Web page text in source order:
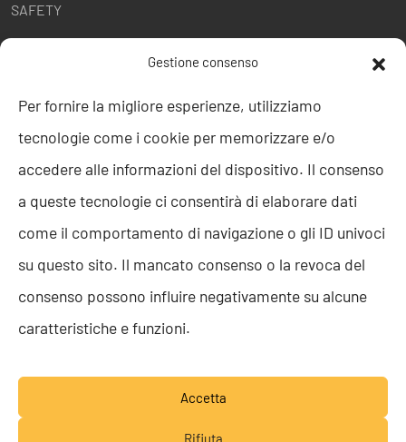
Gestione consenso
Per fornire la migliore esperienze, utilizziamo
tecnologie come i cookie per memorizzare e/o
accedere alle informazioni del dispositivo. Il consenso
a queste tecnologie ci consentirà di elaborare dati
come il comportamento di navigazione o gli ID univoci
su questo sito. Il mancato consenso o la revoca del
consenso possono influire negativamente su alcune
caratteristiche e funzioni.
Accetta
Rifiuta
SAFETY
POLITICHE AZIENDALI
ISO 27001
Codice etico
Segnalazione Whistleblowing
Politica per la Parità di Genere
Politica per la sicurezza delle informazioni
TEAM RESOLVE